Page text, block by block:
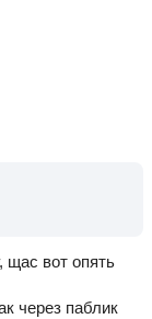
щас вот опять
через паблик